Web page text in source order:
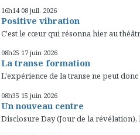
16h14 08 juil. 2026
Positive vibration
C'est le cœur qui résonna hier au
08h25 17 juin 2026
La transe formation
L'expérience de la transe ne peut donc
08h35 15 juin 2026
Un nouveau centre
Disclosure Day (Jour de la révélation),